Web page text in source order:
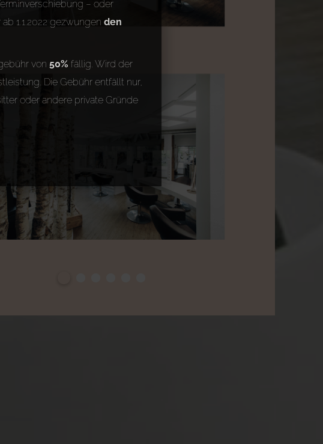
– oder
1.1.2022 gezwungen den
von 50% fällig. Wird der
Die Gebühr entfällt nur,
oder andere private Gründe